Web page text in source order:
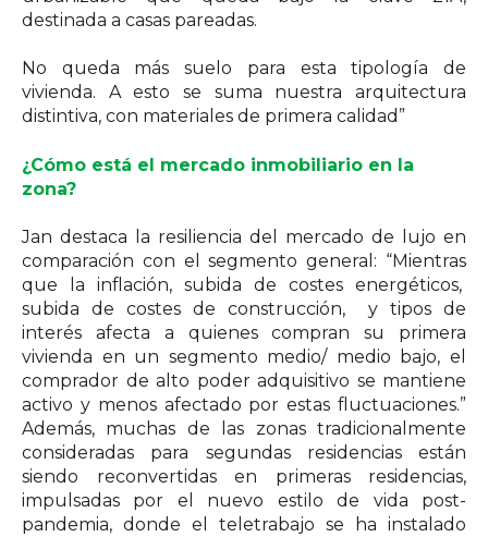
destinada a casas pareadas.
No queda más suelo para esta tipología de
vivienda. A esto se suma nuestra arquitectura
distintiva, con materiales de primera calidad”
¿Cómo está el mercado inmobiliario en la
zona?
Jan destaca la resiliencia del mercado de lujo en
comparación con el segmento general: “Mientras
que la inflación, subida de costes energéticos,
subida de costes de construcción, y tipos de
interés afecta a quienes compran su primera
vivienda en un segmento medio/ medio bajo, el
comprador de alto poder adquisitivo se mantiene
activo y menos afectado por estas fluctuaciones.”
Además, muchas de las zonas tradicionalmente
consideradas para segundas residencias están
siendo reconvertidas en primeras residencias,
impulsadas por el nuevo estilo de vida post-
pandemia, donde el teletrabajo se ha instalado